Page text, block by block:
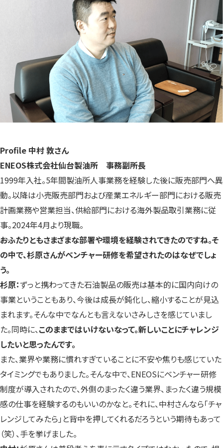
Profile 中村 敦さん
ENEOS株式会社仙台製油所 事務副所長
1999年入社。5年間製油所人事業務を経験した後に販売部門へ異
動。以降は小売販売部門および産業エネルギー部門における販売
計画業務や営業担当、供給部門における海外製品取引業務に従
事。2024年4月より現職。
――おふたりともさまざまな部署や環境を経験されてきたのですね。そ
の中で、杉原さんがベンチャー研修を希望されたのはなぜでしょ
う。
杉原：ずっと携わってきた石油製品の販売は基本的に国内向けの
事業ということもあり、今後は成長が鈍化し、縮小することが見込
まれます。そんな中でなんとも言えないさみしさを感じていまし
た。同時に、このままではいけないなって。新しいことにチャレンジ
したいと思ったんです。
また、業界や業務に慣れすぎていることに不安や焦りも感じていた
タイミングでもありました。そんな中で、ENEOSにベンチャー研修
制度が導入されたので、外側のまったく違う業界、まったく違う規模
感の仕事を経験するのもいいのかなと。それに、中村さんなら「チャ
レンジしてみたら」と背中を押してくれるだろうという期待もあって
（笑）、手を挙げました。